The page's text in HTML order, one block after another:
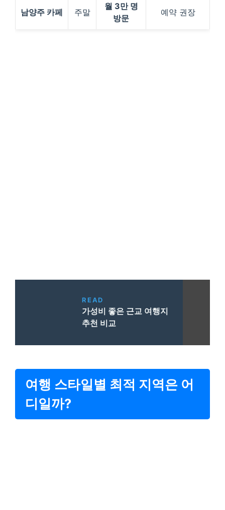
남양주 카페 주말
월 3만 명
방문
예약 권장
READ
가성비 좋은 근교 여행지
추천 비교
여행 스타일별 최적 지역은 어
디일까?